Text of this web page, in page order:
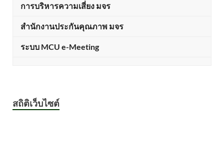
การบริหารความเสี่ยง มจร
สำนักงานประกันคุณภาพ มจร
ระบบ MCU e-Meeting
สถิติเว็บไซต์